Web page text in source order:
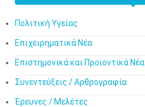
Πολιτική Υγείας
Επιχειρηματικά Νέα
Επιστημονικά και Προϊοντικά Νέα
Συνεντεύξεις / Αρθρογραφία
Έρευνες / Μελέτες